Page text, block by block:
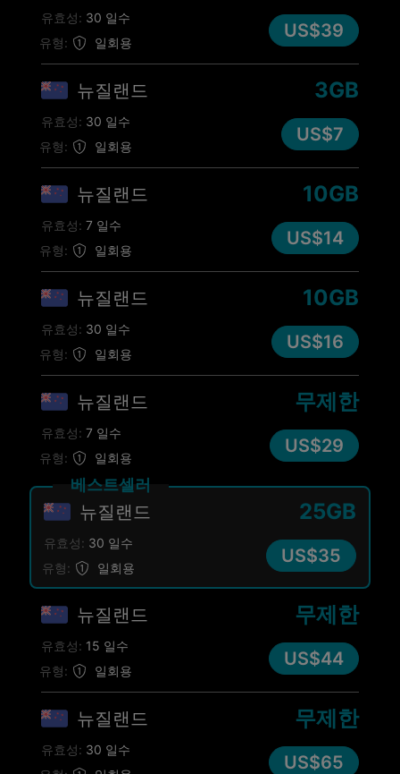
유형: 일회용
유효성: 30 일수
US$39
뉴질랜드
유형: 일회용
3GB
유효성: 30 일수
US$7
뉴질랜드
유형: 일회용
10GB
유효성: 7 일수
US$14
뉴질랜드
유형: 일회용
10GB
유효성: 30 일수
US$16
뉴질랜드
유형: 일회용
무제한
유효성: 7 일수
US$29
뉴질랜드
유형: 일회용
25GB
유효성: 30 일수
US$35
베스트셀러
뉴질랜드
유형: 일회용
무제한
유효성: 15 일수
US$44
뉴질랜드 무제한
유효성: 30 일수
US$65